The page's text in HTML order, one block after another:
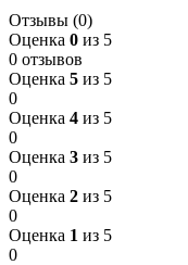
Отзывы (0)
Оценка 0 из 5
0 отзывов
Оценка 5 из 5
0
Оценка 4 из 5
0
Оценка 3 из 5
0
Оценка 2 из 5
0
Оценка 1 из 5
0